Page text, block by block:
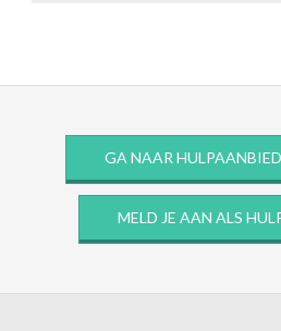
GA NAAR
MELD JE AAN ALS